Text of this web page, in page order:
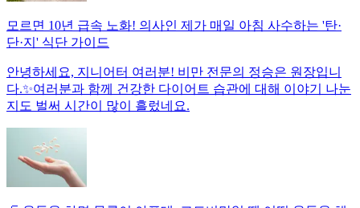
모르면 10년 급속 노화! 의사인 제가 매일 아침 사수하는 '탄·
단·지' 식단 가이드
안녕하세요, 지니어터 여러분! 비만 전문의 정승은 원장입니
다.✨여러분과 함께 건강한 다이어트 습관에 대해 이야기 나눈
지도 벌써 시간이 많이 흘렀네요.